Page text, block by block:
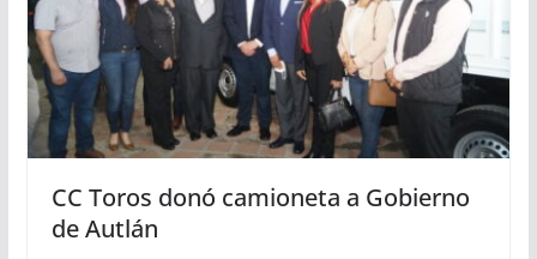
CC Toros donó camioneta a Gobierno
de Autlán